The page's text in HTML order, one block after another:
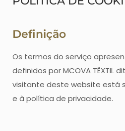
Definição
Os termos do serviço
definidos por MCOVA TÊXTIL
visitante deste website está
e à política de privacidade.